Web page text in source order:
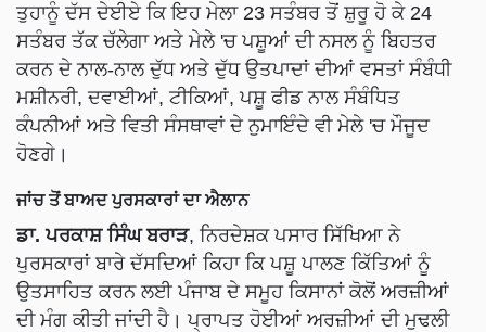
ਤੁਹਾਨੂੰ ਦੱਸ ਦੇਈਏ ਕਿ ਇਹ ਮੇਲਾ 23 ਸਤੰਬਰ ਤੋਂ ਸ਼ੁਰੂ ਹੋ ਕੇ 24
ਸਤੰਬਰ ਤੱਕ ਚੱਲੇਗਾ ਅਤੇ ਮੇਲੇ 'ਚ ਪਸ਼ੂਆਂ ਦੀ ਨਸਲ ਨੂੰ ਬਿਹਤਰ
ਕਰਨ ਦੇ ਨਾਲ-ਨਾਲ ਦੁੱਧ ਅਤੇ ਦੁੱਧ ਉਤਪਾਦਾਂ ਦੀਆਂ ਵਸਤਾਂ ਸੰਬੰਧੀ
ਮਸ਼ੀਨਰੀ, ਦਵਾਈਆਂ, ਟੀਕਿਆਂ, ਪਸ਼ੂ ਫੀਡ ਨਾਲ ਸੰਬੰਧਿਤ
ਕੰਪਨੀਆਂ ਅਤੇ ਵਿਤੀ ਸੰਸਥਾਵਾਂ ਦੇ ਨੁਮਾਇੰਦੇ ਵੀ ਮੇਲੇ 'ਚ ਮੌਜੂਦ
ਹੋਣਗੇ।
ਜਾਂਚ ਤੋਂ ਬਾਅਦ ਪੁਰਸਕਾਰਾਂ ਦਾ ਐਲਾਨ
ਡਾ. ਪਰਕਾਸ਼ ਸਿੰਘ ਬਰਾੜ, ਨਿਰਦੇਸ਼ਕ ਪਸਾਰ ਸਿੱਖਿਆ ਨੇ
ਪੁਰਸਕਾਰਾਂ ਬਾਰੇ ਦੱਸਦਿਆਂ ਕਿਹਾ ਕਿ ਪਸ਼ੂ ਪਾਲਣ ਕਿੱਤਿਆਂ ਨੂੰ
ਉਤਸਾਹਿਤ ਕਰਨ ਲਈ ਪੰਜਾਬ ਦੇ ਸਮੂਹ ਕਿਸਾਨਾਂ ਕੋਲੋਂ ਅਰਜ਼ੀਆਂ
ਦੀ ਮੰਗ ਕੀਤੀ ਜਾਂਦੀ ਹੈ। ਪ੍ਰਾਪਤ ਹੋਈਆਂ ਅਰਜ਼ੀਆਂ ਦੀ ਮੁਢਲੀ